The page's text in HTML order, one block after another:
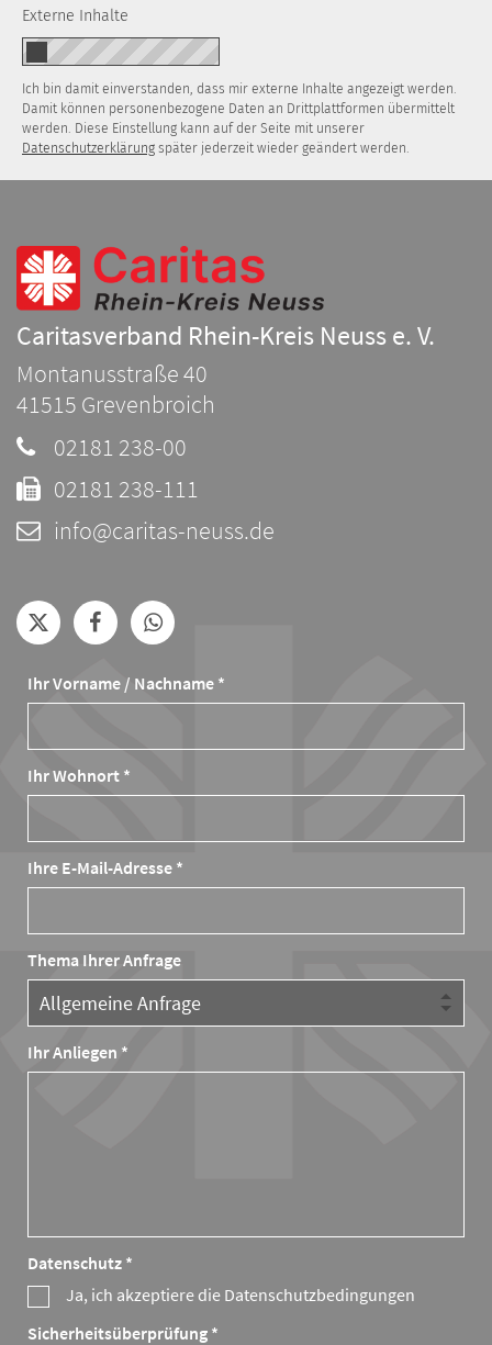
Externe Inhalte
Ich bin damit einverstanden, dass mir externe Inhalte angezeigt werden.
Damit können personenbezogene Daten an Drittplattformen übermittelt
werden. Diese Einstellung kann auf der Seite mit unserer
Datenschutzerklärung später jederzeit wieder geändert werden.
Ihr Vorname / Nachname *
Ihr Wohnort *
Ihre E-Mail-Adresse *
Thema Ihrer Anfrage
Ihr Anliegen *
Datenschutz *
Ja, ich akzeptiere die Datenschutzbedingungen
Sicherheitsüberprüfung *
Caritasverband Rhein-Kreis Neuss e. V.
Montanusstraße 40
41515 Grevenbroich
02181 238-00
02181 238-111
info@caritas-neuss.de